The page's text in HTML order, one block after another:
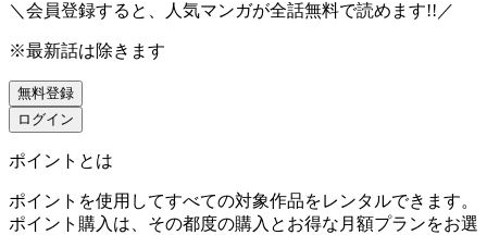
＼会員登録すると、人気マンガが全話無料で読めます!!／
※最新話は除きます
無料登録
ログイン
ポイントとは
ポイントを使用してすべての対象作品をレンタルできます。
ポイント購入は、その都度の購入とお得な月額プランをお選